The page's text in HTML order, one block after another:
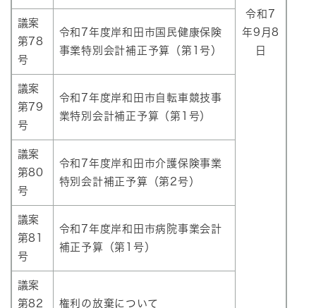
令和7
年9月8
日
議案
第78
号
令和7年度岸和田市国民健康保険
事業特別会計補正予算（第1号）
議案
第79
号
令和7年度岸和田市自転車競技事
業特別会計補正予算（第1号）
議案
第80
号
令和7年度岸和田市介護保険事業
特別会計補正予算（第2号）
議案
第81
号
令和7年度岸和田市病院事業会計
補正予算（第1号）
議案
第82
権利の放棄について